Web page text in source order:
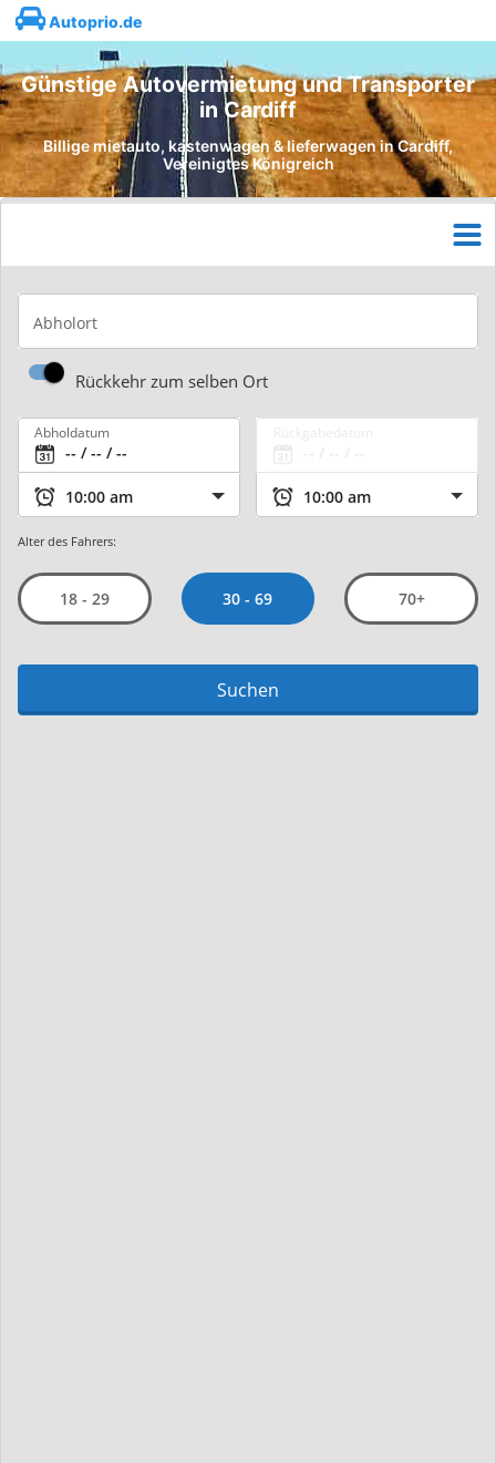
Autoprio.de
Günstige Autovermietung und Transporter
in Cardiff
Billige mietauto, kastenwagen & lieferwagen in Cardiff,
Vereinigtes Königreich
Abholort
Rückkehr zum selben Ort
Abholdatum
Alter des Fahrers:
18 - 29 30 - 69 70+
Suchen